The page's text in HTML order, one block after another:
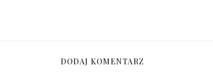
DODAJ KOMENTARZ